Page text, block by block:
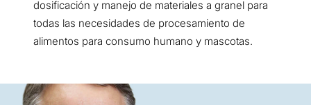
dosificación y manejo de materiales a granel para
todas las necesidades de procesamiento de
alimentos para consumo humano y mascotas.